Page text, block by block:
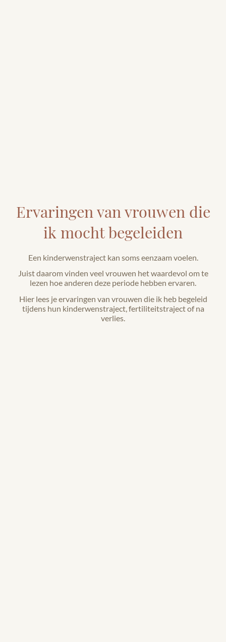
Ervaringen van vrouwen die
ik mocht begeleiden
Een kinderwenstraject kan soms eenzaam voelen.
Juist daarom vinden veel vrouwen het waardevol om te
lezen hoe anderen deze periode hebben ervaren.
Hier lees je ervaringen van vrouwen die ik heb begeleid
tijdens hun kinderwenstraject, fertiliteitstraject of na
verlies.